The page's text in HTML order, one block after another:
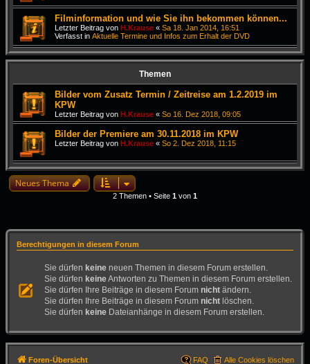
Filminformation und wie Sie ihn bekommen können...
Letzter Beitrag von H.Krause « Sa 18. Jan 2014, 16:51
Verfasst in Aktuelle Termine und Infos zum Erhalt der DVD
Themen
Bilder vom Zusatz Termin / Zeitreise am 1.2.2019 im
KPW
Letzter Beitrag von H.Krause « So 16. Dez 2018, 09:05
Bilder der Premiere am 30.11.2018 im KPW
Letzter Beitrag von H.Krause « So 2. Dez 2018, 11:15
Neues Thema
2 Themen • Seite 1 von 1
Berechtigungen in diesem Forum
Sie dürfen keine neuen Themen in diesem Forum erstellen.
Sie dürfen keineAntworten zu Themen in diesem Forum erstellen.
Sie dürfen Ihre Beiträge in diesem Forum nicht ändern.
Sie dürfen Ihre Beiträge in diesem Forum nicht löschen.
Sie dürfen keine Dateianhänge in diesem Forum erstellen.
Foren-Übersicht Alle Cookies löschen
FAQ